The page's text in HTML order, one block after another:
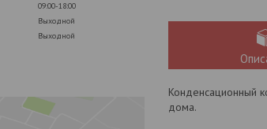
09:00-18:00
Выходной
Выходной
Конденсационный
дома.